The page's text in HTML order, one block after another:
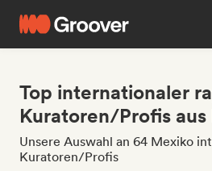
Top internationaler
Kuratoren/Profis
Unsere Auswahl an 64 Mexiko
Kuratoren/Profis